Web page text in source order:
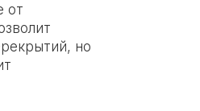
от
но